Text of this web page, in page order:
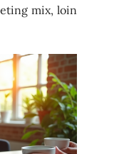
mix, loin